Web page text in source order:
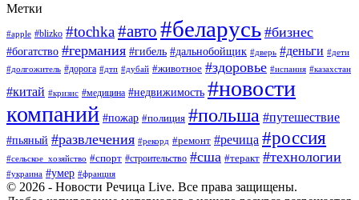
Метки
#apple #blizko #tochka#авто #беларусь #бизнес
#богатство #германия #гибель #дальнобойщик #дверь #деньги #дети
#долгожитель #дорога #дтп #дубай #животное #здоровье #испания #казахстан
#китай #кризис #медицина #недвижимость #новости
компаний #пожар #полиция #польша #путешествие
#пьяный #развлечения #рекорд #ремонт #речица #россия
#сельское_хозяйство #спорт #строительство #сша #теракт #технологии
#украина #умер #франция
© 2026 - Новости Речица Live. Все права защищены.